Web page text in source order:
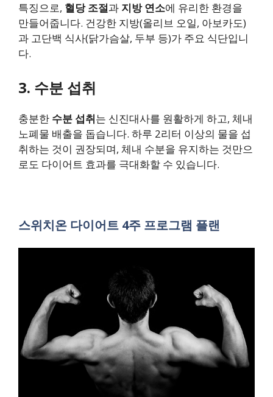
특징으로, 혈당 조절과 지방 연소에 유리한 환경을
만들어줍니다. 건강한 지방(올리브 오일, 아보카도)
과 고단백 식사(닭가슴살, 두부 등)가 주요 식단입니
다.
3. 수분 섭취
충분한 수분 섭취는 신진대사를 원활하게 하고, 체내
노폐물 배출을 돕습니다. 하루 2리터 이상의 물을 섭
취하는 것이 권장되며, 체내 수분을 유지하는 것만으
로도 다이어트 효과를 극대화할 수 있습니다.
스위치온 다이어트 4주 프로그램 플랜